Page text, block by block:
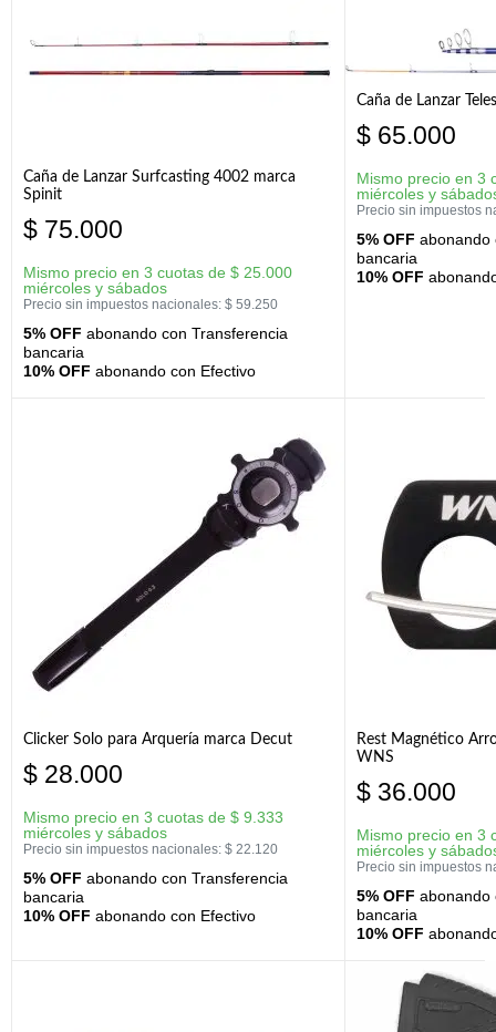
Caña de Lanzar Surfcasting 4002 marca
Spinit
$ 75.000
Mismo precio en 3 cuotas de $ 25.000
miércoles y sábados
Precio sin impuestos nacionales: $ 59.250
5% OFF abonando con Transferencia
bancaria
10% OFF abonando con Efectivo
Caña de Lanzar
$ 65.000
Mismo precio en 3
miércoles y
Precio sin impuestos
5% OFF abonando
bancaria
10% OFF
Clicker Solo para Arquería marca Decut
$ 28.000
Mismo precio en 3 cuotas de $ 9.333
miércoles y sábados
Precio sin impuestos nacionales: $ 22.120
5% OFF abonando con Transferencia
bancaria
10% OFF abonando con Efectivo
Rest Magnético
WNS
$ 36.000
Mismo precio en 3
miércoles y
Precio sin impuestos
5% OFF abonando
bancaria
10% OFF